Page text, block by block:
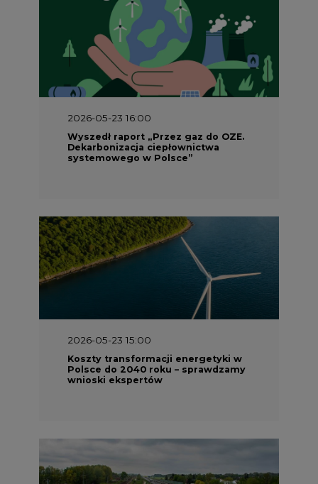
2026-05-23 16:00
Wyszedł raport „Przez gaz do OZE.
Dekarbonizacja ciepłownictwa
Koszty transformacji energetyki w
Polsce do 2040 roku – sprawdzamy